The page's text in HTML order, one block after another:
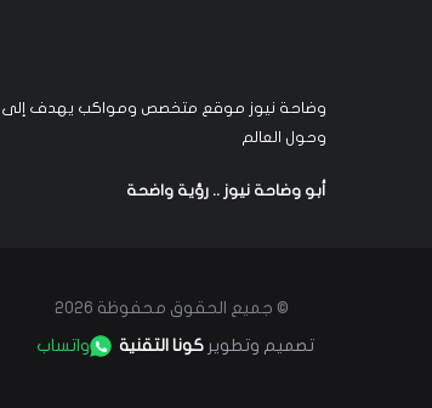
وضاحة نيوز موقع متخصص ومواكب يهدف إلى
وحول العالم
أبو وضاحة نيوز .. رؤية واضحة
© جميع الحقوق محفوظة 2026
تصميم وتطوير كونا التقنية واتساب